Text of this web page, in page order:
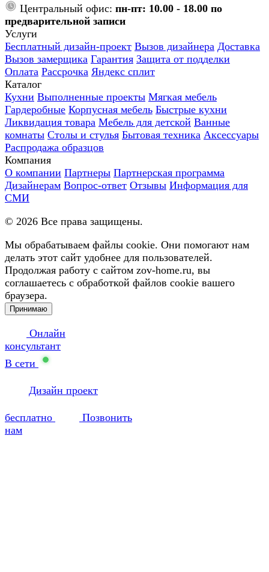
Центральный офис: пн-пт: 10.00 - 18.00 по
предварительной записи
Услуги
Бесплатный дизайн-проект Вызов дизайнера Доставка
Вызов замерщика Гарантия Защита от подделки
Оплата Рассрочка Яндекс сплит
Каталог
Кухни Выполненные проекты Мягкая мебель
Гардеробные Корпусная мебель Быстрые кухни
Ликвидация товара Мебель для детской Ванные
комнаты Столы и стулья Бытовая техника Аксессуары
Распродажа образцов
Компания
О компании Партнеры Партнерская программа
Дизайнерам Вопрос-ответ Отзывы Информация для
СМИ
© 2026 Все права защищены.
Мы обрабатываем файлы cookie. Они помогают нам
делать этот сайт удобнее для пользователей.
Продолжая работу с сайтом zov-home.ru, вы
соглашаетесь с обработкой файлов cookie вашего
браузера.
Принимаю
Онлайн
консультант
В сети
Дизайн проект
бесплатно
Позвонить
нам